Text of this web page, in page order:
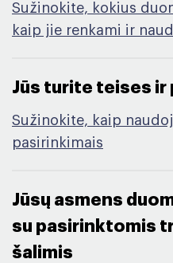
Sužinokite, kokius
kaip jie renkami ir
Jūs turite teises ir
Sužinokite, kaip
pasirinkimais
Jūsų asmens
su pasirinktomis
šalimis​